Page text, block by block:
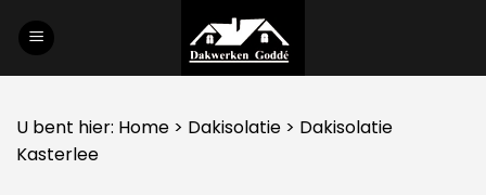
U bent hier: Home > Dakisolatie > Dakisolatie
Kasterlee